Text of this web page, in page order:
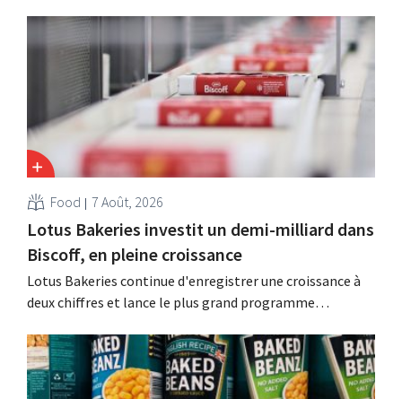
Food 7 Août, 2026
Lotus Bakeries investit un demi-milliard dans
Biscoff, en pleine croissance
Lotus Bakeries continue d'enregistrer une croissance à
deux chiffres et lance le plus grand programme
capacité de production de Biscoff : « Nous devons saisir
cette opportunité ».